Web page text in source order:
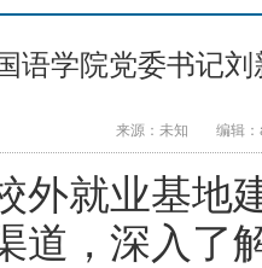
语学院党委书记
来源：未知 编辑
外就业基地
道，深入了